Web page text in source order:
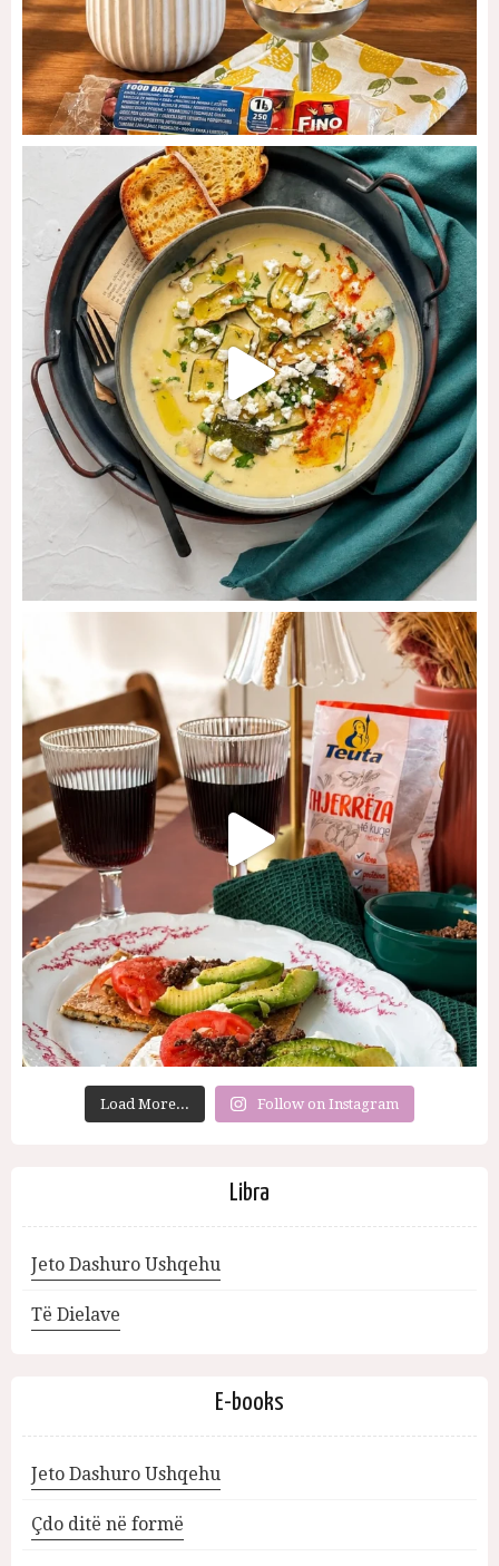
Load More... Follow on Instagram
Libra
Jeto Dashuro Ushqehu
Të Dielave
E-books
Jeto Dashuro Ushqehu
Çdo ditë në formë